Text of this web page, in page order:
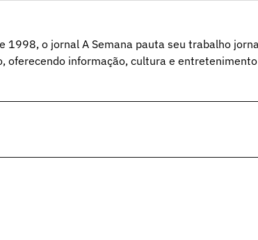
1998, o jornal A Semana pauta seu trabalho
oferecendo informação, cultura e